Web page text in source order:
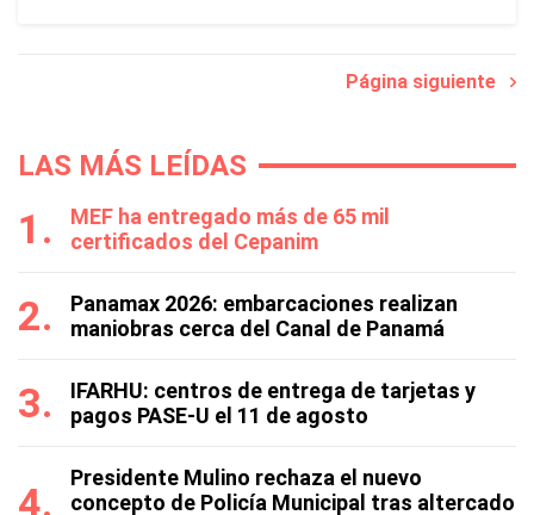
Página siguiente
LAS MÁS LEÍDAS
MEF ha entregado más de 65 mil
certificados del Cepanim
Panamax 2026: embarcaciones realizan
maniobras cerca del Canal de Panamá
IFARHU: centros de entrega de tarjetas y
pagos PASE-U el 11 de agosto
Presidente Mulino rechaza el nuevo
concepto de Policía Municipal tras altercado